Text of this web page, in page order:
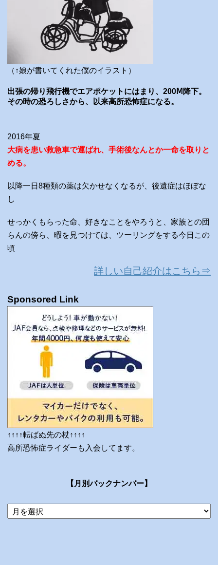
（↑娘が書いてくれた僕のイラスト）
出張の帰り飛行機でエアポケットにはまり、200Ⅿ降下。
その時の恐ろしさから、以来高所恐怖症になる。
2016年夏
大病を患い救急車で運ばれ、手術後なんとか一命を取りと
める。
以降一日8種類の薬は欠かせなくなるが、後遺症はほぼな
し
せっかくもらった命、好きなことをやろうと、家族との団
らんの傍ら、暇を見つけては、ツーリングをする今日この
頃
詳しい自己紹介はこちら⇒
Sponsored Link
↑↑↑↑転ばぬ先の杖↑↑↑↑
高所恐怖症ライダーも入会してます。
【月別バックナンバー】
当
ブ